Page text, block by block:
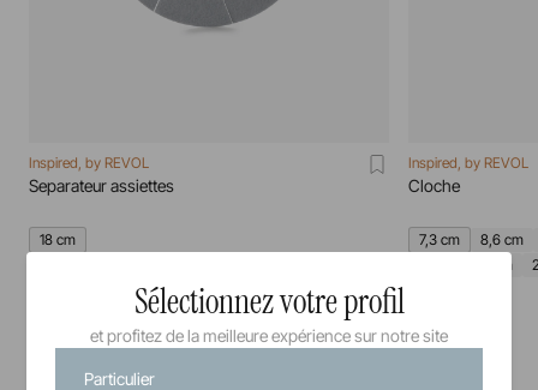
Inspired, by REVOL
Separateur assiettes
18 cm
2,96 €
Prix unitaire TTC
Inspired, by REVOL
Cloche
7,3 cm
8,6 cm
21 cm
Sélectionnez votre profil
et profitez de la meilleure expérience sur notre site
Particulier